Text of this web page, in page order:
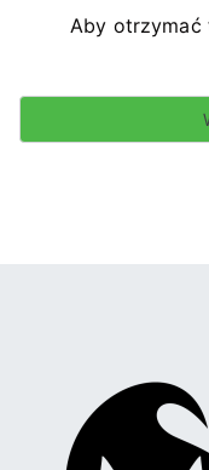
Aby otrzymać